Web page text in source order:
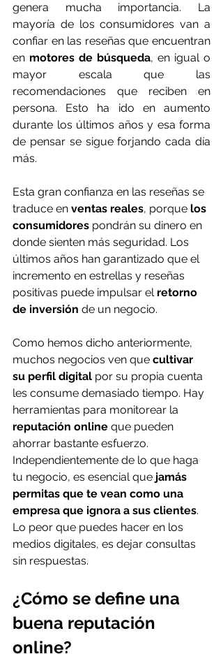
genera mucha importancia. La
mayoría de los consumidores van a
confiar en las reseñas que encuentran
en motores de búsqueda, en igual o
mayor escala que las
recomendaciones que reciben en
persona. Esto ha ido en aumento
durante los últimos años y esa forma
de pensar se sigue forjando cada día
más.
Esta gran confianza en las reseñas se
traduce en ventas reales, porque los
consumidores pondrán su dinero en
donde sienten más seguridad. Los
últimos años han garantizado que el
incremento en estrellas y reseñas
positivas puede impulsar el retorno
de inversión de un negocio.
Como hemos dicho anteriormente,
muchos negocios ven que cultivar
su perfil digital por su propia cuenta
les consume demasiado tiempo. Hay
herramientas para monitorear la
reputación online que pueden
ahorrar bastante esfuerzo.
Independientemente de lo que haga
tu negocio, es esencial que jamás
permitas que te vean como una
empresa que ignora a sus clientes.
Lo peor que puedes hacer en los
medios digitales, es dejar consultas
sin respuestas.
¿Cómo se define una
buena reputación
online?